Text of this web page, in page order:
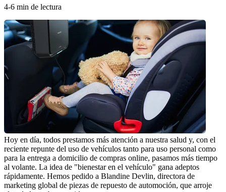
4-6 min de lectura
Hoy en día, todos prestamos más atención a nuestra salud y, con el
reciente repunte del uso de vehículos tanto para uso personal como
para la entrega a domicilio de compras online, pasamos más tiempo
al volante. La idea de "bienestar en el vehículo" gana adeptos
rápidamente. Hemos pedido a Blandine Devlin, directora de
marketing global de piezas de repuesto de automoción, que arroje